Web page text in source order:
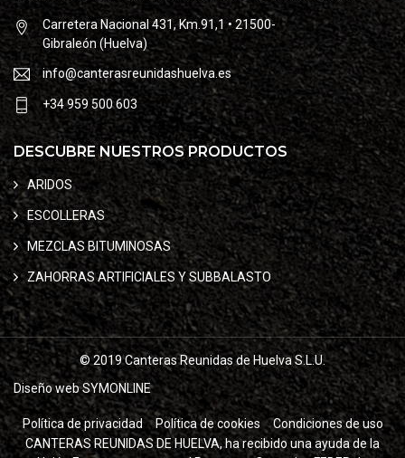
Carretera Nacional 431, Km.91,1 • 21500-
Gibraleón (Huelva)
info@canterasreunidashuelva.es
+34 959 500 603
DESCUBRE NUESTROS PRODUCTOS
ARIDOS
ESCOLLERAS
MEZCLAS BITUMINOSAS
ZAHORRAS ARTIFICIALES Y SUBBALASTO
© 2019 Canteras Reunidas de Huelva S.L.U.
Diseño web SYMONLINE
Política de privacidad Política de cookies
Condiciones de uso
CANTERAS REUNIDAS DE HUELVA, ha recibido una ayuda de la